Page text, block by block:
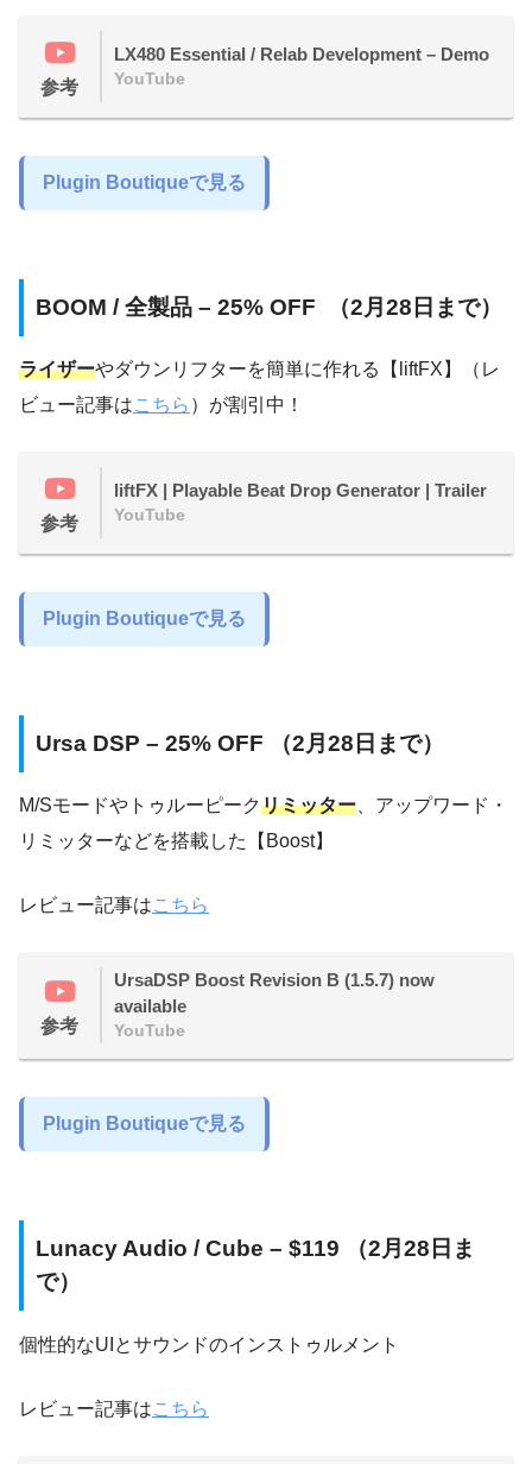
参考
LX480 Essential / Relab Development – Demo
YouTube
Plugin Boutiqueで見る
BOOM / 全製品 – 25% OFF （2月28日まで）
ライザーやダウンリフターを簡単に作れる【liftFX】（レ
ビュー記事はこちら ）が割引中！
参考
liftFX | Playable Beat Drop Generator | Trailer
YouTube
Plugin Boutiqueで見る
Ursa DSP – 25% OFF （2月28日まで）
M/Sモードやトゥルーピークリミッター 、アップワード・
リミッターなどを搭載した【Boost】
レビュー記事はこちら
参考
UrsaDSP Boost Revision B (1.5.7) now
available
YouTube
Plugin Boutiqueで見る
Lunacy Audio / Cube – $119 （2月28日ま
で）
個性的なUIとサウンドのインストゥルメント
レビュー記事はこちら